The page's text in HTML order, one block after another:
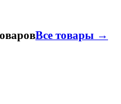
Все товары →